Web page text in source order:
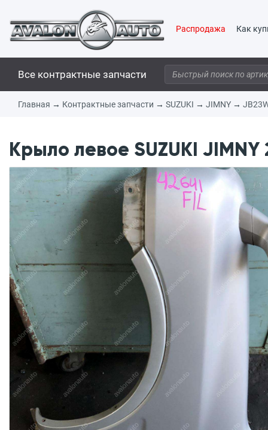
Распродажа Как
Все контрактные запчасти
Главная → Контрактные запчасти → SUZUKI → JIMNY →
Крыло левое SUZUKI JIMNY